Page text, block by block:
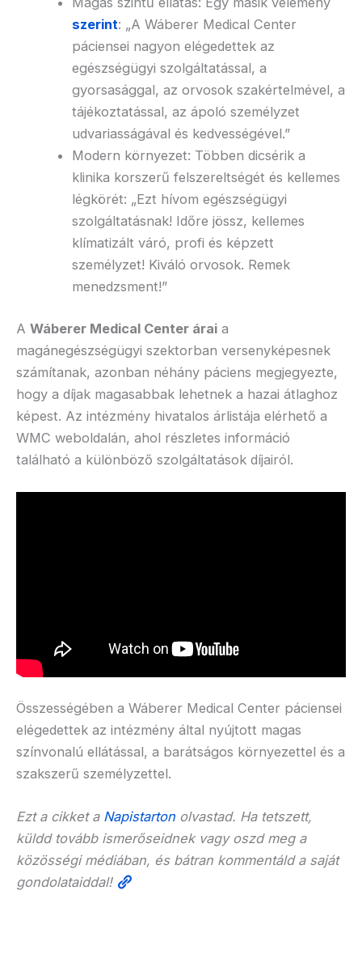
szerint: „A Wáberer Medical Center
páciensei nagyon elégedettek az
egészségügyi szolgáltatással, a
gyorsasággal, az orvosok szakértelmével, a
tájékoztatással, az ápoló személyzet
udvariasságával és kedvességével.”
Modern környezet: Többen dicsérik a
klinika korszerű felszereltségét és kellemes
légkörét: „Ezt hívom egészségügyi
szolgáltatásnak! Időre jössz, kellemes
klímatizált váró, profi és képzett
személyzet! Kiváló orvosok. Remek
menedzsment!”
A Wáberer Medical Center árai a
magánegészségügyi szektorban versenyképesnek
számítanak, azonban néhány páciens megjegyezte,
hogy a díjak magasabbak lehetnek a hazai átlaghoz
képest. Az intézmény hivatalos árlistája elérhető a
WMC weboldalán, ahol részletes információ
található a különböző szolgáltatások díjairól.
Összességében a Wáberer Medical Center páciensei
elégedettek az intézmény által nyújtott magas
színvonalú ellátással, a barátságos környezettel és a
szakszerű személyzettel.
Ezt a cikket a Napistarton olvastad. Ha tetszett,
küldd tovább ismerőseidnek vagy oszd meg a
közösségi médiában, és bátran kommentáld a saját
gondolataiddal!